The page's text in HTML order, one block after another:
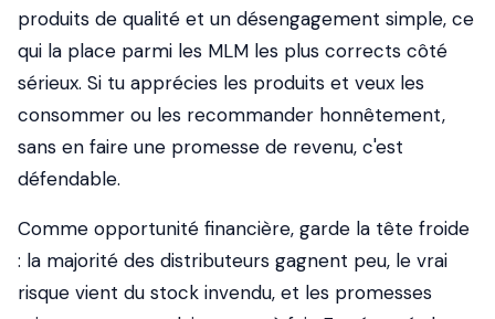
produits de qualité et un désengagement simple, ce
qui la place parmi les MLM les plus corrects côté
sérieux. Si tu apprécies les produits et veux les
consommer ou les recommander honnêtement,
sans en faire une promesse de revenu, c'est
défendable.
Comme opportunité financière, garde la tête froide
: la majorité des distributeurs gagnent peu, le vrai
risque vient du stock invendu, et les promesses